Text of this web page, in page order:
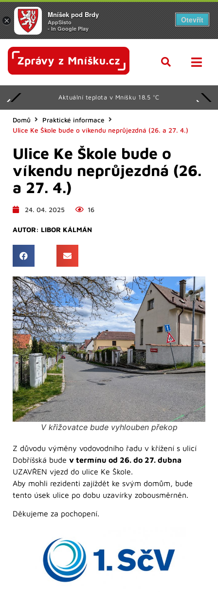
Aktuální teplota v Mníšku 18.5 °C
Domů
Praktické informace
Ulice Ke Škole bude o víkendu neprůjezdná (26. a 27. 4.)
Ulice Ke Škole bude o
víkendu neprůjezdná (26.
a 27. 4.)
24. 04. 2025 16
AUTOR: LIBOR KÁLMÁN
V křižovatce bude vyhlouben překop
Z důvodu výměny vodovodního řadu v křížení s ulicí
Dobříšská bude v termínu od 26. do 27. dubna
UZAVŘEN vjezd do ulice Ke Škole.
Aby mohli rezidenti zajíždět ke svým domům, bude
tento úsek ulice po dobu uzavírky zobousměrněn.
Děkujeme za pochopení.
×
Mníšek pod Brdy
AppSisto
- In Google Play
Otevřít